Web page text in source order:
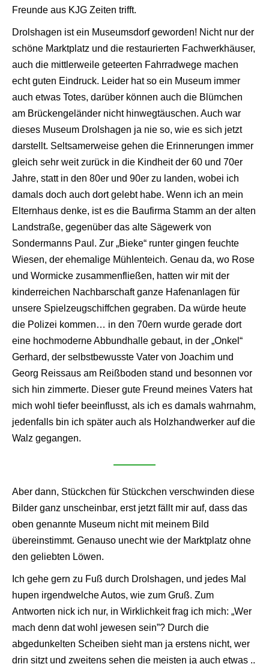
Freunde aus KJG Zeiten trifft.
Drolshagen ist ein Museumsdorf geworden! Nicht nur der
schöne Marktplatz und die restaurierten Fachwerkhäuser,
auch die mittlerweile geteerten Fahrradwege machen
echt guten Eindruck. Leider hat so ein Museum immer
auch etwas Totes, darüber können auch die Blümchen
am Brückengeländer nicht hinwegtäuschen. Auch war
dieses Museum Drolshagen ja nie so, wie es sich jetzt
darstellt. Seltsamerweise gehen die Erinnerungen immer
gleich sehr weit zurück in die Kindheit der 60 und 70er
Jahre, statt in den 80er und 90er zu landen, wobei ich
damals doch auch dort gelebt habe. Wenn ich an mein
Elternhaus denke, ist es die Baufirma Stamm an der alten
Landstraße, gegenüber das alte Sägewerk von
Sondermanns Paul. Zur „Bieke“ runter gingen feuchte
Wiesen, der ehemalige Mühlenteich. Genau da, wo Rose
und Wormicke zusammenfließen, hatten wir mit der
kinderreichen Nachbarschaft ganze Hafenanlagen für
unsere Spielzeugschiffchen gegraben. Da würde heute
die Polizei kommen… in den 70ern wurde gerade dort
eine hochmoderne Abbundhalle gebaut, in der „Onkel“
Gerhard, der selbstbewusste Vater von Joachim und
Georg Reissaus am Reißboden stand und besonnen vor
sich hin zimmerte. Dieser gute Freund meines Vaters hat
mich wohl tiefer beeinflusst, als ich es damals wahrnahm,
jedenfalls bin ich später auch als Holzhandwerker auf die
Walz gegangen.
Aber dann, Stückchen für Stückchen verschwinden diese
Bilder ganz unscheinbar, erst jetzt fällt mir auf, dass das
oben genannte Museum nicht mit meinem Bild
übereinstimmt. Genauso unecht wie der Marktplatz ohne
den geliebten Löwen.
Ich gehe gern zu Fuß durch Drolshagen, und jedes Mal
hupen irgendwelche Autos, wie zum Gruß. Zum
Antworten nick ich nur, in Wirklichkeit frag ich mich: „Wer
mach denn dat wohl jewesen sein”? Durch die
abgedunkelten Scheiben sieht man ja erstens nicht, wer
drin sitzt und zweitens sehen die meisten ja auch etwas ..